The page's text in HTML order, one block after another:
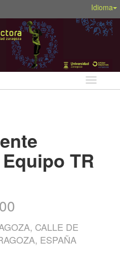
Idioma
Idioma
TR
CALLE DE
ESPAÑA